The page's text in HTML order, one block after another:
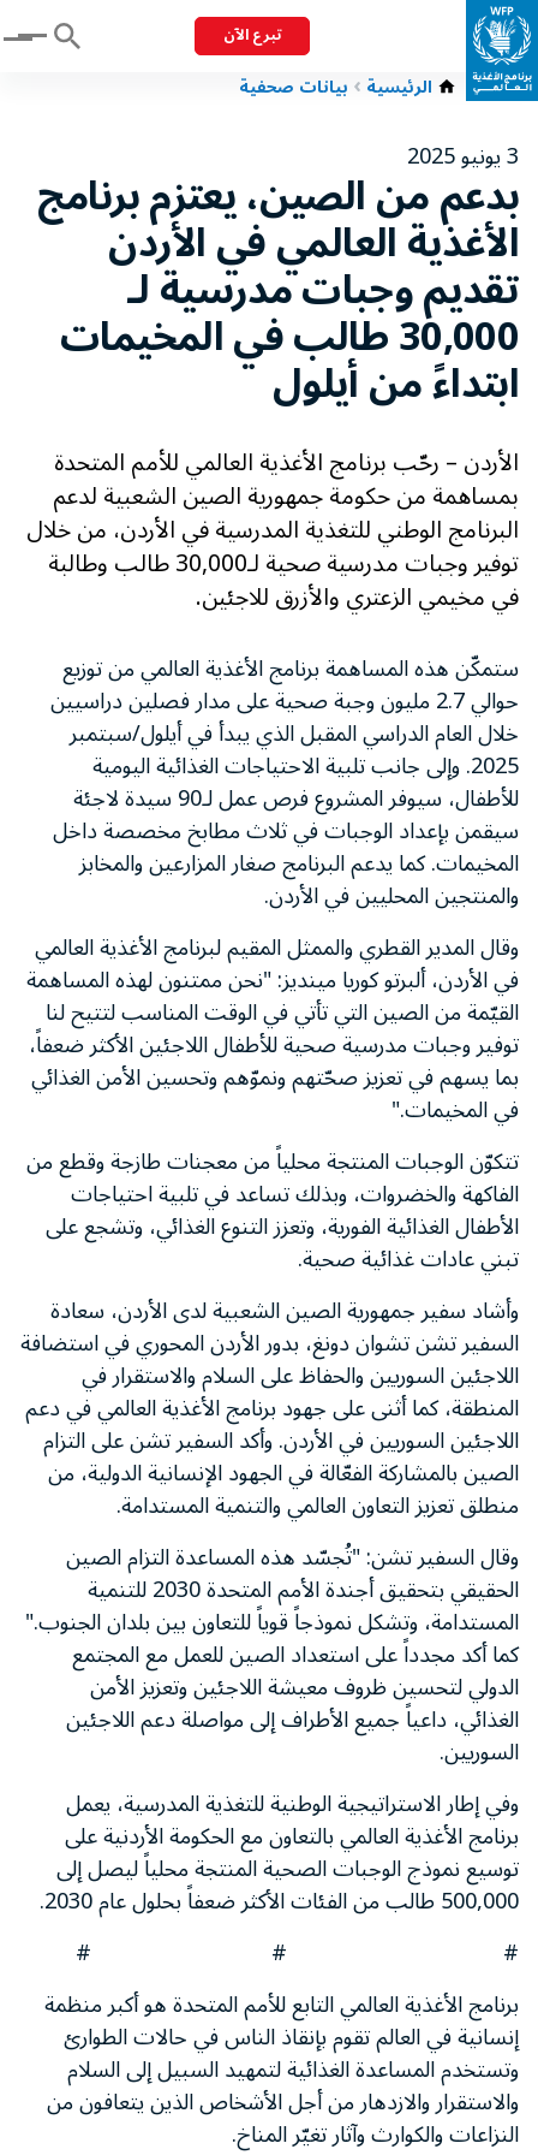
تبرع الآن Menu
الرئيسية بيانات صحفية
3 يونيو 2025
بدعم من الصين، يعتزم برنامج
الأغذية العالمي في الأردن
تقديم وجبات مدرسية لـ
30,000 طالب في المخيمات
ابتداءً من أيلول
الأردن – رحّب برنامج الأغذية العالمي للأمم المتحدة
بمساهمة من حكومة جمهورية الصين الشعبية لدعم
البرنامج الوطني للتغذية المدرسية في الأردن، من خلال
توفير وجبات مدرسية صحية لـ30,000 طالب وطالبة
في مخيمي الزعتري والأزرق للاجئين.
ستمكّن هذه المساهمة برنامج الأغذية العالمي من توزيع
حوالي 2.7 مليون وجبة صحية على مدار فصلين دراسيين
خلال العام الدراسي المقبل الذي يبدأ في أيلول/سبتمبر
2025. وإلى جانب تلبية الاحتياجات الغذائية اليومية
للأطفال، سيوفر المشروع فرص عمل لـ90 سيدة لاجئة
سيقمن بإعداد الوجبات في ثلاث مطابخ مخصصة داخل
المخيمات. كما يدعم البرنامج صغار المزارعين والمخابز
والمنتجين المحليين في الأردن.
وقال المدير القطري والممثل المقيم لبرنامج الأغذية العالمي
في الأردن، ألبرتو كوريا مينديز: "نحن ممتنون لهذه المساهمة
القيّمة من الصين التي تأتي في الوقت المناسب لتتيح لنا
توفير وجبات مدرسية صحية للأطفال اللاجئين الأكثر ضعفاً،
بما يسهم في تعزيز صحّتهم ونموّهم وتحسين الأمن الغذائي
في المخيمات."
تتكوّن الوجبات المنتجة محلياً من معجنات طازجة وقطع من
الفاكهة والخضروات، وبذلك تساعد في تلبية احتياجات
الأطفال الغذائية الفورية، وتعزز التنوع الغذائي، وتشجع على
تبني عادات غذائية صحية.
وأشاد سفير جمهورية الصين الشعبية لدى الأردن، سعادة
السفير تشن تشوان دونغ، بدور الأردن المحوري في استضافة
اللاجئين السوريين والحفاظ على السلام والاستقرار في
المنطقة، كما أثنى على جهود برنامج الأغذية العالمي في دعم
اللاجئين السوريين في الأردن. وأكد السفير تشن على التزام
الصين بالمشاركة الفعّالة في الجهود الإنسانية الدولية، من
منطلق تعزيز التعاون العالمي والتنمية المستدامة.
وقال السفير تشن: "تُجسّد هذه المساعدة التزام الصين
الحقيقي بتحقيق أجندة الأمم المتحدة 2030 للتنمية
المستدامة، وتشكل نموذجاً قوياً للتعاون بين بلدان الجنوب."
كما أكد مجدداً على استعداد الصين للعمل مع المجتمع
الدولي لتحسين ظروف معيشة اللاجئين وتعزيز الأمن
الغذائي، داعياً جميع الأطراف إلى مواصلة دعم اللاجئين
السوريين.
وفي إطار الاستراتيجية الوطنية للتغذية المدرسية، يعمل
برنامج الأغذية العالمي بالتعاون مع الحكومة الأردنية على
توسيع نموذج الوجبات الصحية المنتجة محلياً ليصل إلى
500,000 طالب من الفئات الأكثر ضعفاً بحلول عام 2030.
# # #
برنامج الأغذية العالمي التابع للأمم المتحدة هو أكبر منظمة
إنسانية في العالم تقوم بإنقاذ الناس في حالات الطوارئ
وتستخدم المساعدة الغذائية لتمهيد السبيل إلى السلام
والاستقرار والازدهار من أجل الأشخاص الذين يتعافون من
النزاعات والكوارث وآثار تغيّر المناخ.